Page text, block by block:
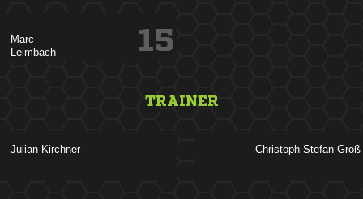


15
TRAINER
    